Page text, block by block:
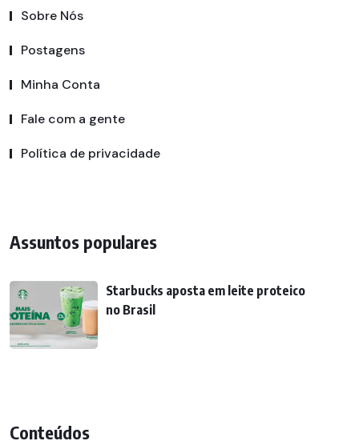
Sobre Nós
Postagens
Minha Conta
Fale com a gente
Política de privacidade
Assuntos populares
Starbucks aposta em leite proteico
no Brasil
Conteúdos